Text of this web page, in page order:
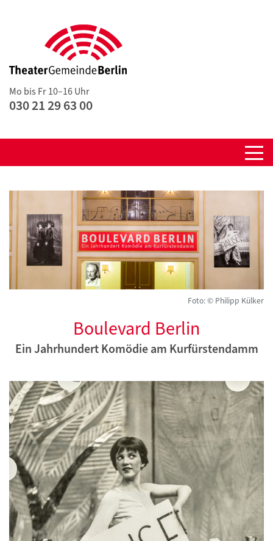
Mo bis Fr 10–16 Uhr
030 21 29 63 00
Foto: © Philipp Külker
Boulevard Berlin
Ein Jahrhundert Komödie am Kurfürstendamm